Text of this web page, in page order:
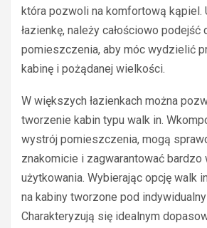
która pozwoli na komfortową kąpiel.
łazienkę, należy całościowo podejść
pomieszczenia, aby móc wydzielić
kabinę i pożądanej wielkości.
W większych łazienkach można
tworzenie kabin typu walk in.
wystrój pomieszczenia, mogą
znakomicie i zagwarantować
użytkowania. Wybierając opcję walk
na kabiny tworzone pod
Charakteryzują się idealnym